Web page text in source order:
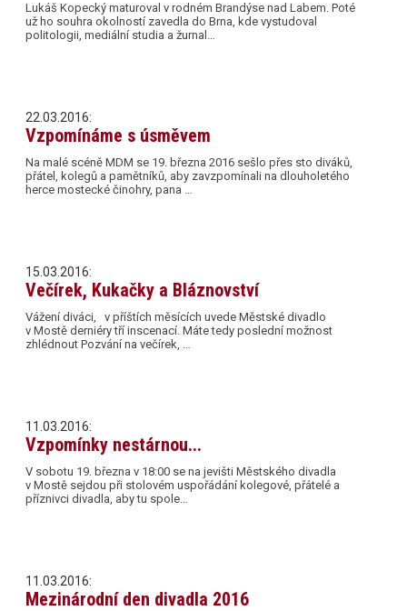
Lukáš Kopecký maturoval v rodném Brandýse nad Labem. Poté
už ho souhra okolností zavedla do Brna, kde vystudoval
politologii, mediální studia a žurnal…
22.03.2016:
Vzpomínáme s úsměvem
Na malé scéně MDM se 19. března 2016 sešlo přes sto diváků,
přátel, kolegů a pamětníků, aby zavzpomínali na dlouholetého
herce mostecké činohry, pana …
15.03.2016:
Večírek, Kukačky a Bláznovství
Vážení diváci, v příštích měsících uvede Městské divadlo
v Mostě derniéry tří inscenací. Máte tedy poslední možnost
zhlédnout Pozvání na večírek, …
11.03.2016:
Vzpomínky nestárnou...
V sobotu 19. března v 18:00 se na jevišti Městského divadla
v Mostě sejdou při stolovém uspořádání kolegové, přátelé a
příznivci divadla, aby tu spole…
11.03.2016:
Mezinárodní den divadla 2016